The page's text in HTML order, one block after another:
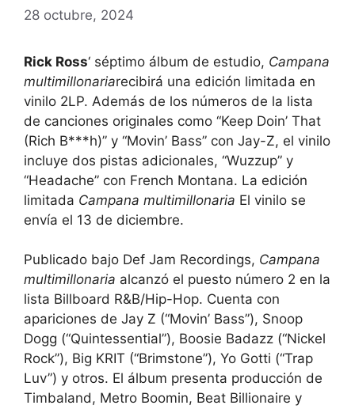
28 octubre, 2024
Rick Ross‘ séptimo álbum de estudio, Campana
multimillonariarecibirá una edición limitada en
vinilo 2LP. Además de los números de la lista
de canciones originales como “Keep Doin’ That
(Rich B***h)” y “Movin’ Bass” con Jay-Z, el vinilo
incluye dos pistas adicionales, “Wuzzup” y
“Headache” con French Montana. La edición
limitada Campana multimillonaria El vinilo se
envía el 13 de diciembre.
Publicado bajo Def Jam Recordings, Campana
multimillonaria alcanzó el puesto número 2 en la
lista Billboard R&B/Hip-Hop. Cuenta con
apariciones de Jay Z (“Movin’ Bass”), Snoop
Dogg (“Quintessential”), Boosie Badazz (“Nickel
Rock”), Big KRIT (“Brimstone”), Yo Gotti (“Trap
Luv”) y otros. El álbum presenta producción de
Timbaland, Metro Boomin, Beat Billionaire y